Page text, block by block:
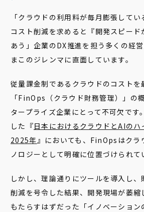
「クラウドの利用料が毎月膨張して
コスト削減を求めると『開発スピード
あう」企業のDX推進を担う多くの経
まこのジレンマに直面しています。
従量課金制であるクラウドのコストを
「FinOps（クラウド財務管理）」の
タープライズ企業にとって不可欠です
した『日本におけるクラウドとAIのハ
2025年』においても、FinOpsはクラ
ノロジーとして明確に位置づけられて
しかし、理論通りにツールを導入し、
削減を号令した結果、開発現場が萎
もたらすはずだった「イノベーション